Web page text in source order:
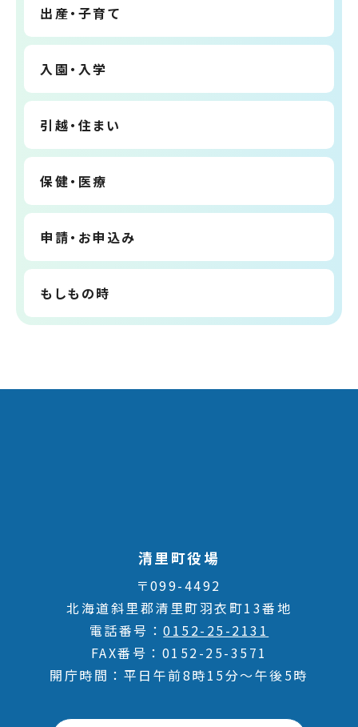
出産・子育て
入園・入学
引越・住まい
保健・医療
申請・お申込み
もしもの時
清里町役場
〒099-4492
北海道斜里郡清里町羽衣町13番地
電話番号
0152-25-2131
FAX番号
0152-25-3571
開庁時間
平日午前8時15分～午後5時